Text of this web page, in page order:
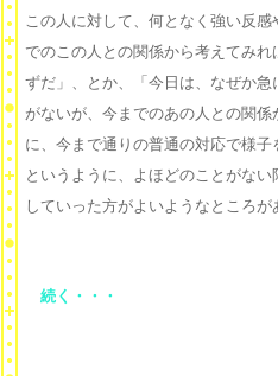
この人に対して、何となく強い反
でのこの人との関係から考えてみ
ずだ」、とか、「今日は、なぜか
がないが、今までのあの人との関
に、今まで通りの普通の対応で様
というように、よほどのことがな
していった方がよいようなところが
続く・・・